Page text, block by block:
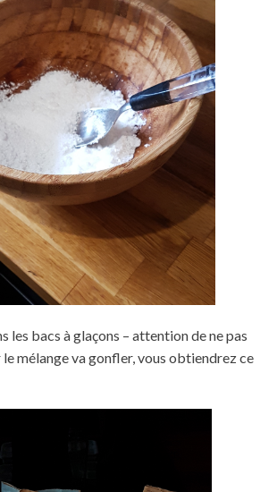
les bacs à glaçons – attention de ne pas
mélange va gonfler, vous obtiendrez ce